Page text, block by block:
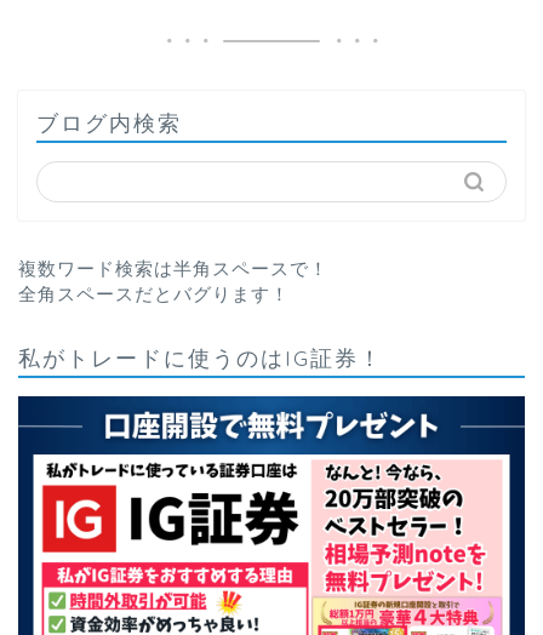
ブログ内検索
複数ワード検索は半角スペースで！
全角スペースだとバグります！
私がトレードに使うのはIG証券！